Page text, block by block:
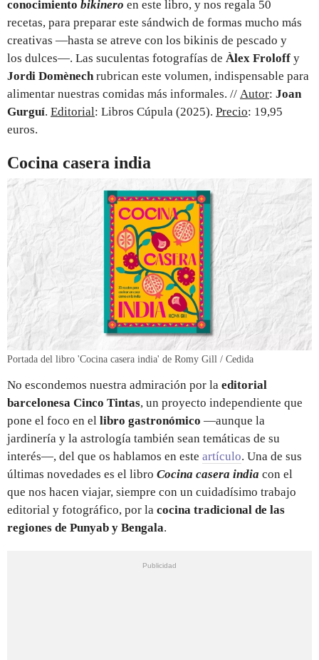
conocimiento bikinero en este libro, y nos regala 50
recetas, para preparar este sándwich de formas mucho más
creativas —hasta se atreve con los bikinis de pescado y
los dulces—. Las suculentas fotografías de Àlex Froloff y
Jordi Domènechrubrican este volumen, indispensable para
alimentar nuestras comidas más informales. // Autor: Joan
Gurguí. Editorial: Libros Cúpula (2025). Precio: 19,95
euros.
Cocina casera india
Portada del libro 'Cocina casera india' de Romy Gill / Cedida
No escondemos nuestra admiración por la editorial
barcelonesa Cinco Tintas, un proyecto independiente que
pone el foco en el libro gastronómico —aunque la
jardinería y la astrología también sean temáticas de su
interés—, del que os hablamos en este artículo. Una de sus
últimas novedades es el libro Cocina casera india con el
que nos hacen viajar, siempre con un cuidadísimo trabajo
editorial y fotográfico, por la cocina tradicional de las
regiones de Punyab y Bengala.